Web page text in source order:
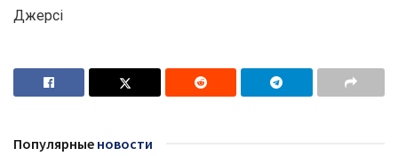
Джерсі
Популярные новости